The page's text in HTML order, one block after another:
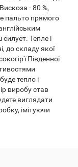
- 80 %,
пальто прямого
Тепле і
до складу якої
Південної
тепло і
виробу став
виглядати
імітуючи